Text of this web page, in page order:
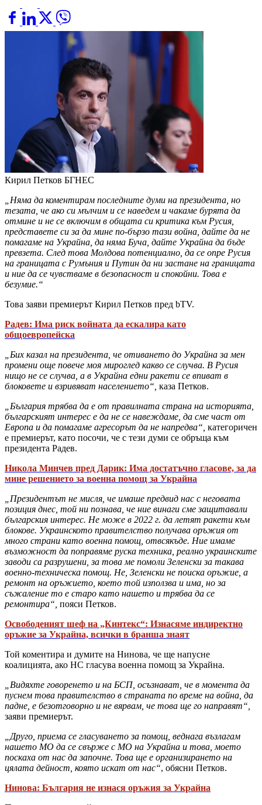
Кирил Петков БГНЕС
„Няма да коментирам последните думи на президента, но
тезата, че ако си мълчим и се наведем и чакаме бурята да
отмине и не се включим в общата си критика към Русия,
представете си за да мине по-бързо тази война, дайте да не
помагаме на Украйна, да няма Буча, дайте Украйна да бъде
превзета. След това Молдова потенциално, да се опре Русия
на границата с Румъния и Путин да ни застане на границата
и ние да се чувстваме в безопасност и спокойни. Това е
безумие.“
Това заяви премиерът Кирил Петков пред bTV.
Радев: Има риск войната да ескалира като
общоевропейска
„Бих казал на президента, че отиването до Украйна за мен
промени още повече моя мироглед какво се случва. В Русия
нищо не се случва, а в Украйна едни ракети се впиват в
блоковете и взривяват населението“, каза Петков.
„България трябва да е от правилната страна на историята,
българският интерес е да не се навеждаме, да сме част от
Европа и да помагаме агресорът да не напредва“, категоричен
е премиерът, като посочи, че с тези думи се обръща към
президента Радев.
Никола Минчев пред Дарик: Има достатъчно гласове, за да
мине решението за военна помощ за Украйна
„Президентът не мисля, че имаше предвид нас с неговата
позиция днес, той ни познава, че ние винаги сме защитавали
българския интерес. Не може в 2022 г. да летят ракети към
блокове. Украинското правителство получава оръжия от
много страни като военна помощ, отвсякъде. Ние имаме
възможност да поправяме руска техника, реално украинските
заводи са разрушени, за това ме помоли Зеленски за такава
военно-техническа помощ. Не, Зеленски не поиска оръжие, а
ремонт на оръжието, което той използва и има, но за
съжаление то е старо като нашето и трябва да се
ремонтира“, пояси Петков.
Освободеният шеф на „Кинтекс“: Изнасяме индиректно
оръжие за Украйна, всички в бранша знаят
Τοй коментира и думите на Нинова, че ще напусне
коалицията, ако НС гласува военна помощ за Украйна.
„Видяхте говоренето и на БСП, осъзнават, че в момента да
пуснем това правителство в страната по време на война, да
падне, е безотговорно и не вярвам, че това ще го направят“,
заяви премиерът.
„Друго, приема се гласуването за помощ, веднага възлагам
нашето МО да се свърже с МО на Украйна и това, моето
поскаха от нас да започне. Това ще е организирането на
цялата дейност, която искат от нас“, обясни Петков.
Нинова: България не изнася оръжия за Украйна